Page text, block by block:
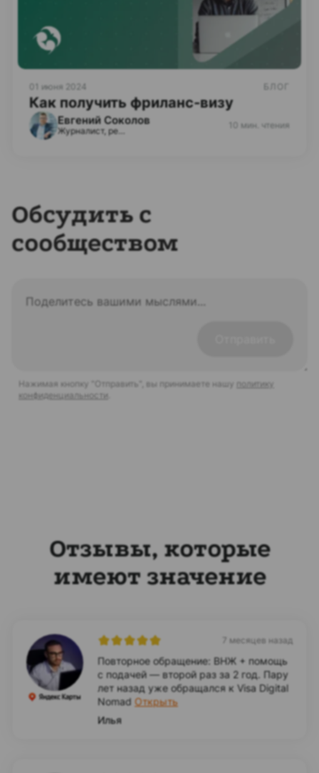
01 июня 2024
Как получить фриланс-визу
Евгений Соколов 10 мин. чтения
Обсудить с
сообществом
Нажимая кнопку "Отправить", вы принимаете нашу политику
конфиденциальности
Отзывы, которые
имеют значение
7 месяцев назад
Повторное обращение: ВНЖ + помощь
с подачей — второй раз за 2 год. Пару
лет назад уже обращался к Visa Digital
Nomad Открыть
Илья